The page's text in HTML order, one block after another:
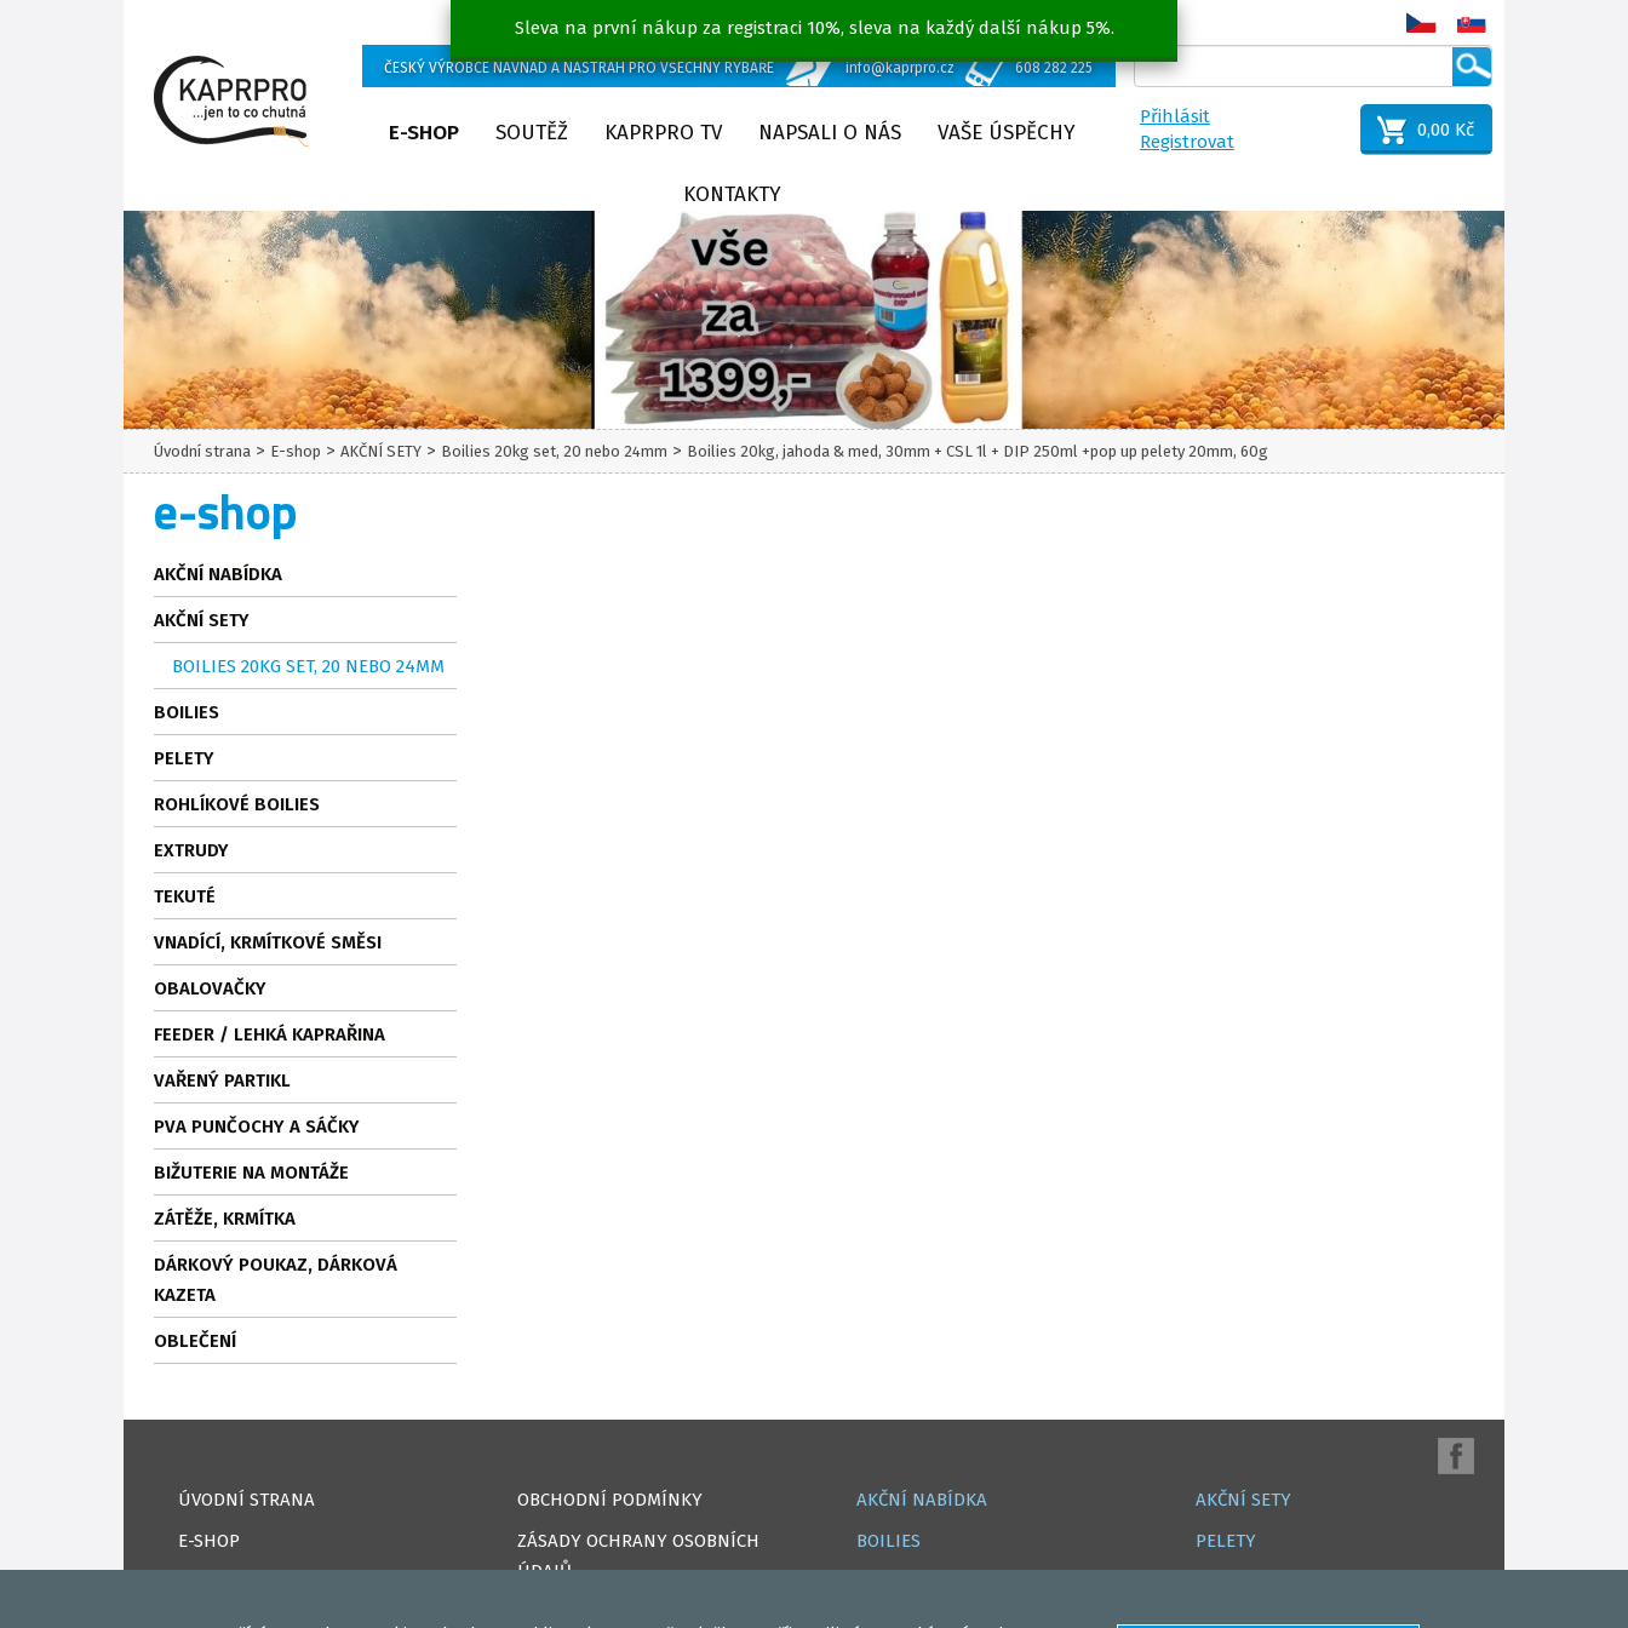
Sleva na první nákup za registraci 10%, sleva na každý další nákup 5%.
ČESKÝ VÝROBCE NÁVNAD A NÁSTRAH PRO VŠECHNY RYBÁŘE info@kaprpro.cz 608 282 225
E-SHOP SOUTĚŽ KAPRPRO TV NAPSALI O NÁS VAŠE ÚSPĚCHY
KONTAKTY
Přihlásit
Registrovat
0,00 Kč
Úvodní strana > E-shop > AKČNÍ SETY > Boilies 20kg set, 20 nebo 24mm > Boilies 20kg, jahoda & med, 30mm + CSL 1l + DIP 250ml +pop up pelety 20mm, 60g
e-shop
AKČNÍ NABÍDKA
AKČNÍ SETY
BOILIES 20KG SET, 20 NEBO 24MM
BOILIES
PELETY
ROHLÍKOVÉ BOILIES
EXTRUDY
TEKUTÉ
VNADÍCÍ, KRMÍTKOVÉ SMĚSI
OBALOVAČKY
FEEDER / LEHKÁ KAPRAŘINA
VAŘENÝ PARTIKL
PVA PUNČOCHY A SÁČKY
BIŽUTERIE NA MONTÁŽE
ZÁTĚŽE, KRMÍTKA
DÁRKOVÝ POUKAZ, DÁRKOVÁ
KAZETA
OBLEČENÍ
ÚVODNÍ STRANA
E-SHOP
NAPSALI O NÁS
OBCHODNÍ PODMÍNKY
ZÁSADY OCHRANY OSOBNÍCH
ÚDAJŮ
AKČNÍ NABÍDKA
BOILIES
TEKUTÉ
AKČNÍ SETY
PELETY
VNADÍCÍ, KRMÍTKOVÉ SMĚSI